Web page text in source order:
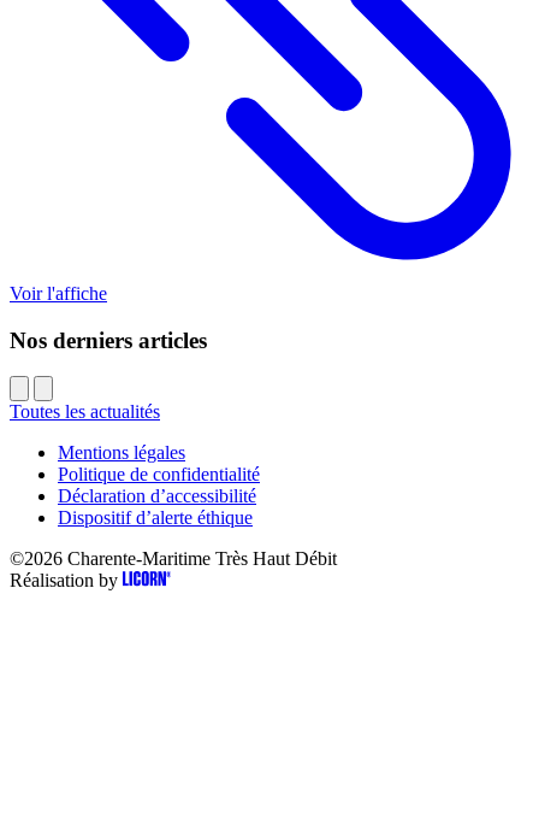
Voir l'affiche
Nos derniers articles
Toutes les actualités
Mentions légales
Politique de confidentialité
Déclaration d’accessibilité
Dispositif d’alerte éthique
©2026 Charente-Maritime Très Haut Débit
Réalisation by